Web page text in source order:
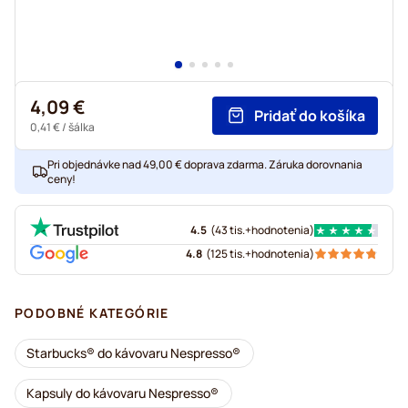
4,09 €
0,41 €/ šálka
Pridať do košíka
Pri objednávke nad 49,00 € doprava zdarma. Záruka dorovnania
ceny!
4.5 (43 tis.+hodnotenia)
4.8 (125 tis.+hodnotenia)
PODOBNÉ KATEGÓRIE
Starbucks® do kávovaru Nespresso®
Kapsuly do kávovaru Nespresso®